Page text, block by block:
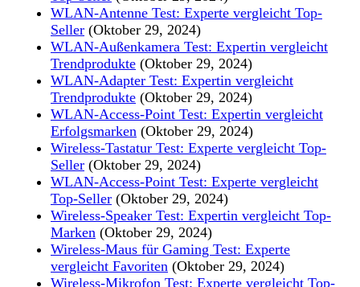
WLAN-Antenne Test: Experte vergleicht Top-
Seller (Oktober 29, 2024)
WLAN-Außenkamera Test: Expertin vergleicht
Trendprodukte (Oktober 29, 2024)
WLAN-Adapter Test: Expertin vergleicht
Trendprodukte (Oktober 29, 2024)
WLAN-Access-Point Test: Expertin vergleicht
Erfolgsmarken (Oktober 29, 2024)
Wireless-Tastatur Test: Experte vergleicht Top-
Seller (Oktober 29, 2024)
WLAN-Access-Point Test: Experte vergleicht
Top-Seller (Oktober 29, 2024)
Wireless-Speaker Test: Expertin vergleicht Top-
Marken (Oktober 29, 2024)
Wireless-Maus für Gaming Test: Experte
vergleicht Favoriten (Oktober 29, 2024)
Wireless-Mikrofon Test: Experte vergleicht Top-